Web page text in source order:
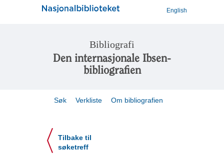
English
Bibliografi
Den internasjonale Ibsen-
bibliografien
Søk Verkliste Om bibliografien
Tilbake til
søketreff